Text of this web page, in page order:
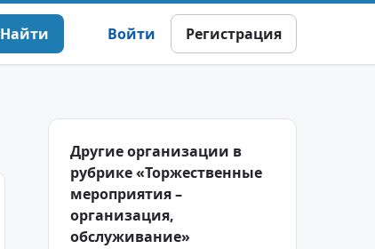
Найти Войти Регистрация
Другие организации в
рубрике «Торжественные
мероприятия –
организация,
обслуживание»